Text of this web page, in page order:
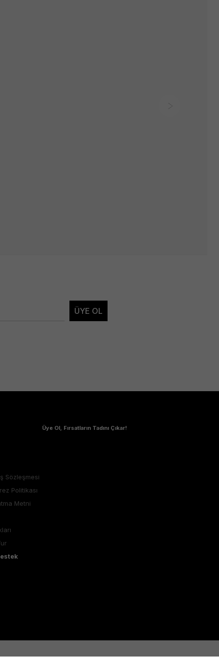
ÜYE OL
Sözleşmesi
Politikası
Metni
Üye Ol, Fırsatların Tadını Çıkar!